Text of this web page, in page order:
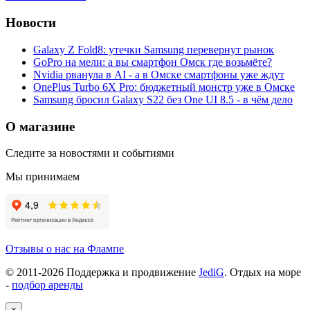
Новости
Galaxy Z Fold8: утечки Samsung перевернут рынок
GoPro на мели: а вы смартфон Омск где возьмёте?
Nvidia рванула в AI - а в Омске смартфоны уже ждут
OnePlus Turbo 6X Pro: бюджетный монстр уже в Омске
Samsung бросил Galaxy S22 без One UI 8.5 - в чём дело
О магазине
Следите за новостями и событиями
Мы принимаем
Отзывы о нас на Флампе
© 2011-2026 Поддержка и продвижение JediG. Отдых на море
- подбор аренды